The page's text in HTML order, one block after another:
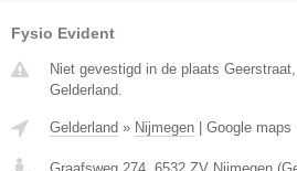
Fysio Evident
Niet gevestigd in de plaats
Gelderland.
Gelderland » Nijmegen Google maps